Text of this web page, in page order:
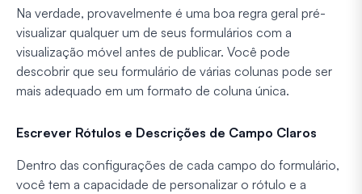
Na verdade, provavelmente é uma boa regra geral pré-
visualizar qualquer um de seus formulários com a
visualização móvel antes de publicar. Você pode
descobrir que seu formulário de várias colunas pode ser
mais adequado em um formato de coluna única.
Escrever Rótulos e Descrições de Campo Claros
Dentro das configurações de cada campo do formulário,
você tem a capacidade de personalizar o rótulo e a